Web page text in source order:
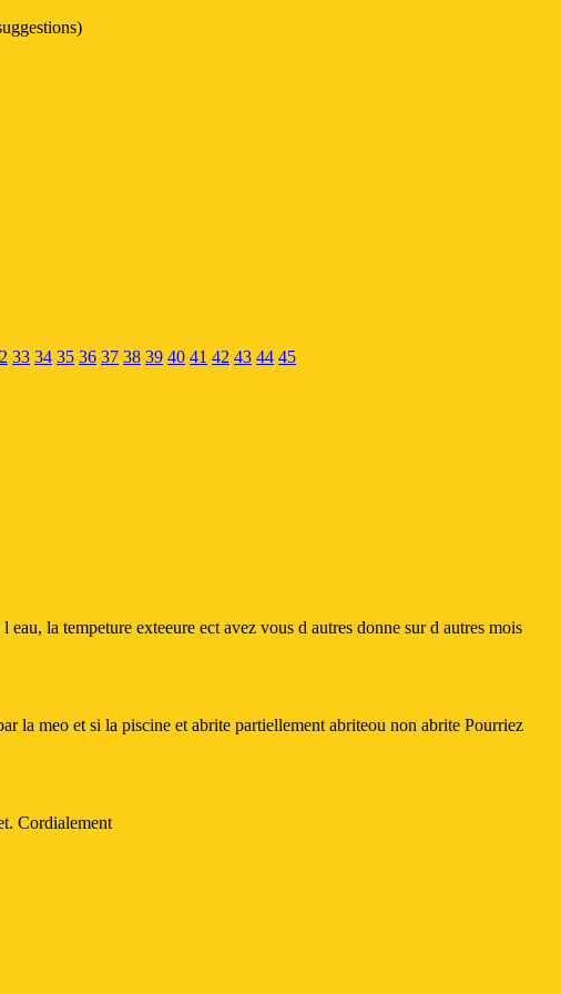
33 34 35 36 37 38 39 40 41 42 43 44 45
la tempeture exteeure ect avez vous d autres donne sur d autres mois
la meo et si la piscine et abrite partiellement abriteou non abrite Pourriez
Cordialement